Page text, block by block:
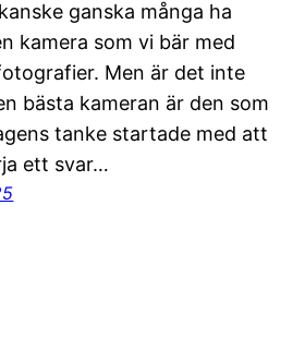
ganska många ha
kamera som vi bär med
Men är det inte
bästa kameran är den som
tanke startade med att
ett svar…